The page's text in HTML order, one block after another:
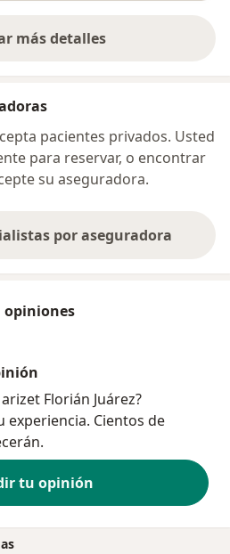
más detalles
sobre la dirección
pacientes privados. Usted
para reservar, o encontrar
su aseguradora.
por aseguradora
opiniones
Florián Juárez?
Cientos de
tu opinión